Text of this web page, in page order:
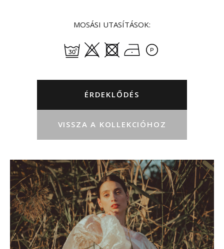
MOSÁSI UTASÍTÁSOK:
ÉRDEKLŐDÉS
VISSZA A KOLLEKCIÓHOZ